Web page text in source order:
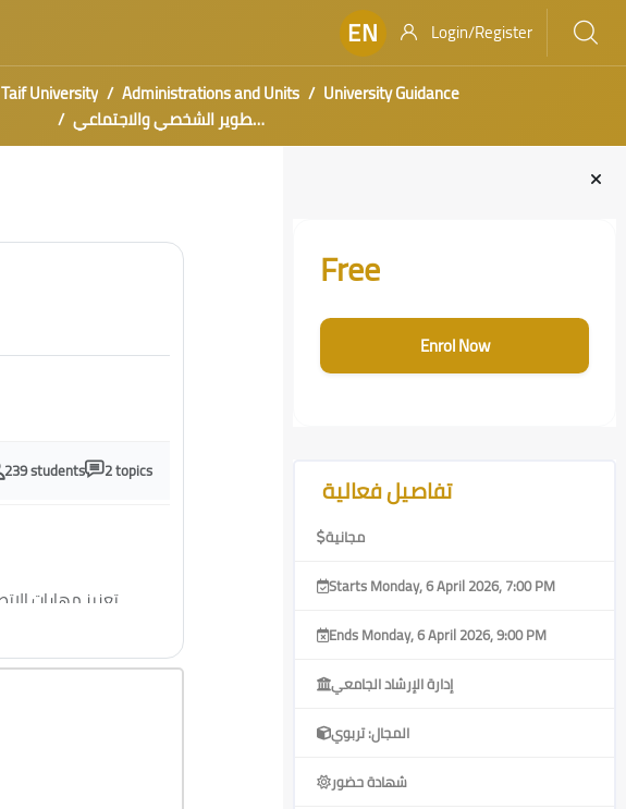
EN
Login/Register
Taif University Administrations and Units
University Guidance
التطوير الشخصي والاجتماعي
Blocks
Free
Enrol Now
تفاصيل فعالية
مجانية
Starts Monday, 6 April 2026, 7:00 PM
Ends Monday, 6 April 2026, 9:00 PM
إدارة الإرشاد الجامعي
المجال: تربوي
شهادة حضور
239 students 2 topics
تعزيز مهارات الاتصال الفعال داخل البيئة الجامعية والاستفادة من الأنشطة الطلابية والتطوع في تنمية القدرات الشخصية.